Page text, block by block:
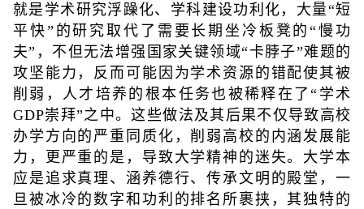
就是学术研究浮躁化、学科建设功利化，大量“短
平快”的研究取代了需要长期坐冷板凳的“慢功
夫”，不但无法增强国家关键领域“卡脖子”难题的
攻坚能力，反而可能因为学术资源的错配使其被
削弱，人才培养的根本任务也被稀释在了“学术
GDP崇拜”之中。这些做法及其后果不仅导致高校
办学方向的严重同质化，削弱高校的内涵发展能
力，更严重的是，导致大学精神的迷失。大学本
应是追求真理、涵养德行、传承文明的殿堂，一
旦被冰冷的数字和功利的排名所裹挟，其独特的